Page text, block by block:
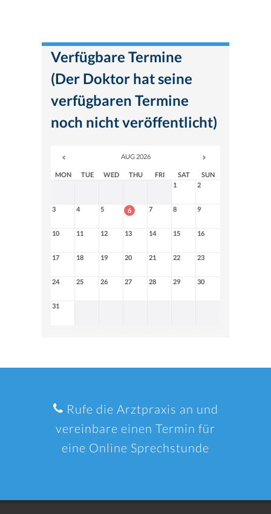
Verfügbare Termine
(Der Doktor hat seine
verfügbaren Termine
noch nicht veröffentlicht)
AUG 2026
MON TUE WED THU FRI SAT
SUN
1
2
3 4 5 6 7 8 9
10 11 12 13 14 15 16
17 18 19 20 21 22 23
24 25 26 27 28 29 30
31
Rufe die Arztpraxis an und
vereinbare einen Termin für
eine Online Sprechstunde